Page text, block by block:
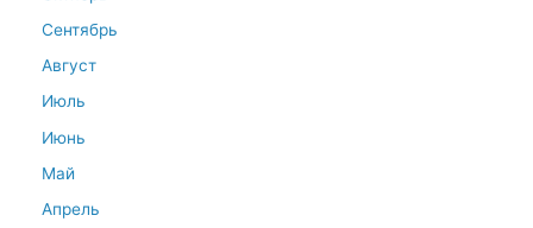
Сентябрь
Август
Июль
Июнь
Май
Апрель